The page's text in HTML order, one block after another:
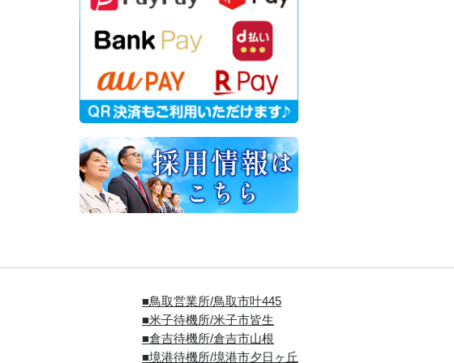
■鳥取営業所/鳥取市叶445
■米子待機所/米子市皆生
■倉吉待機所/倉吉市山根
■境港待機所/境港市夕日ヶ丘